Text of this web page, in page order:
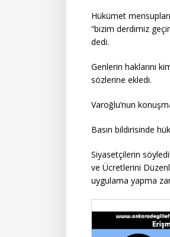
Hükümet
“bizim derdimiz
dedi.
Genlerin haklarını
sözlerine ekledi.
Varoğlu’nun
Basın bildirisinde
Siyasetçilerin
ve Ücretlerini
uygulama yapma